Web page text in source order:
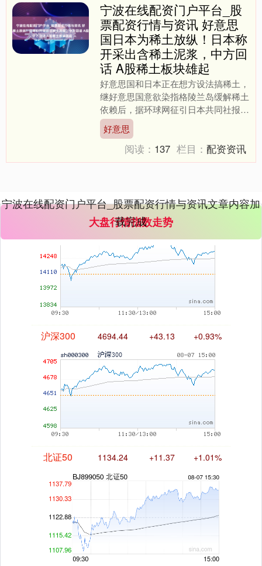
宁波在线配资门户平台_股
票配资行情与资讯 好意思
国日本为稀土放纵！日本称
开采出含稀土泥浆，中方回
话 A股稀土板块雄起
好意思国和日本正在想方设法搞稀土，
继好意思国意欲染指格陵兰岛缓解稀土
依赖后，据环球网征引日本共同社报
谈，正在太平洋南鸟岛海域进行淤泥试
采任务的深海钻探船“地球号....
好意思
阅读： 137 栏目：配资资讯
宁波在线配资门户平台_股票配资行情与资讯文章内容加
载完成
大盘行情指数走势
3940.04 +39.68 +1.02%
深证成指 14311.01 +200.89 +1.42%
沪深300
北证50
创业板指 +1.35%